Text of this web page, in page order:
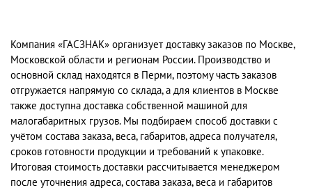
Компания «ГАСЗНАК» организует доставку заказов по Москве,
Московской области и регионам России. Производство и
основной склад находятся в Перми, поэтому часть заказов
отгружается напрямую со склада, а для клиентов в Москве
также доступна доставка собственной машиной для
малогабаритных грузов. Мы подбираем способ доставки с
учётом состава заказа, веса, габаритов, адреса получателя,
сроков готовности продукции и требований к упаковке.
Итоговая стоимость доставки рассчитывается менеджером
после уточнения адреса, состава заказа, веса и габаритов